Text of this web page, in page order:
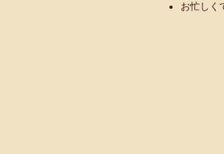
お忙しく